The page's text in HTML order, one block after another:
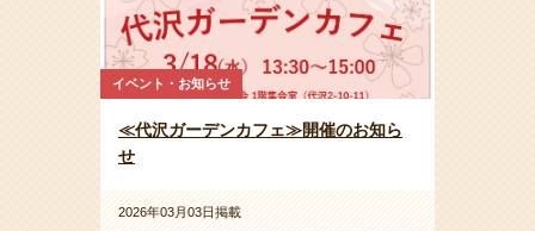
イベント・お知らせ
≪代沢ガーデンカフェ≫開催のお知ら
せ
2026年03月03日掲載